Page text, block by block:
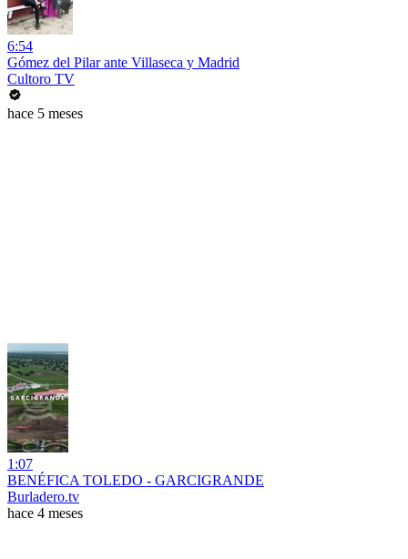
6:54
Gómez del Pilar ante Villaseca y Madrid
Cultoro TV
hace 5 meses
1:07
BENÉFICA TOLEDO - GARCIGRANDE
Burladero.tv
hace 4 meses